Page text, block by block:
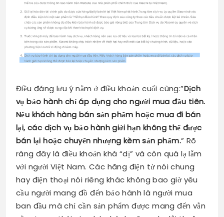
Điều đáng lưu ý nằm ở điều khoản cuối cùng:”Dịch
vụ bảo hành chỉ áp dụng cho người mua đầu tiên.
Nếu khách hàng bán sản phẩm hoặc mua đi bán
lại, các dịch vụ bảo hành giới hạn không thể được
bán lại hoặc chuyển nhượng kèm sản phẩm.” Rõ
ràng đây là điều khoản khá “dị” và còn quá lạ lẫm
với người Việt Nam. Các hãng điện tử nói chung
hay điện thoại nói riêng khác không bao giờ yêu
cầu người mang đồ đến bảo hành là người mua
ban đầu mà chỉ cần sản phẩm được mang đến vẫn